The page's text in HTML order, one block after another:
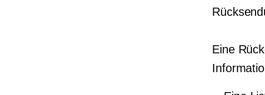
Eine